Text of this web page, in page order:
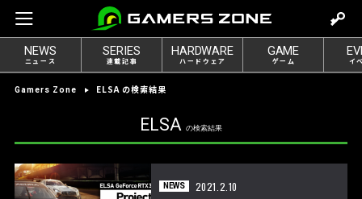
e
NEWS
ニュース
SERIES
連載記事
HARDWARE
ハードウェア
GAME
ゲーム イ
Gamers Zone ELSA の検索結果
ELSA の検索結果
NEWS
2021.2.10